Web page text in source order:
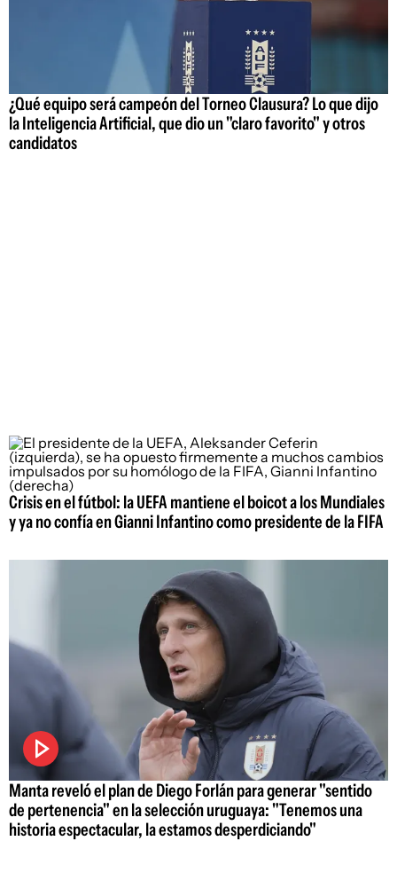
¿Qué equipo será campeón del Torneo Clausura? Lo que dijo
la Inteligencia Artificial, que dio un "claro favorito" y otros
candidatos
Crisis en el fútbol: la UEFA mantiene el boicot a los Mundiales
y ya no confía en Gianni Infantino como presidente de la FIFA
Manta reveló el plan de Diego Forlán para generar "sentido
de pertenencia" en la selección uruguaya: "Tenemos una
historia espectacular, la estamos desperdiciando"